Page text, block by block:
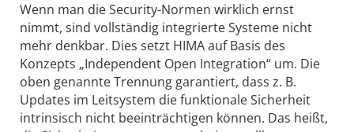
Wenn man die Security-Normen wirklich ernst
nimmt, sind vollständig integrierte Systeme nicht
mehr denkbar. Dies setzt HIMA auf Basis des
Konzepts „Independent Open Integration“ um. Die
oben genannte Trennung garantiert, dass z. B.
Updates im Leitsystem die funktionale Sicherheit
intrinsisch nicht beeinträchtigen können. Das heißt,